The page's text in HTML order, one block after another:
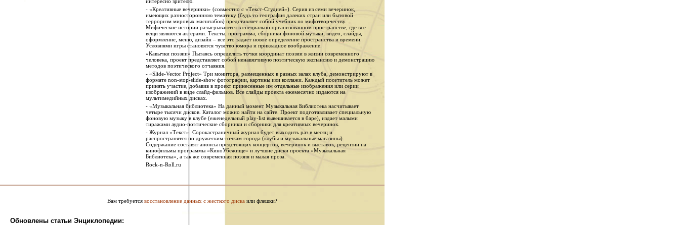
- «Креативные вечеринки» (совместно с «Текст-Студией»). Серия из семи вечеринок,
имеющих разностороннюю тематику (будь то география далеких стран или бытовой
терроризм мировых масштабов) представляет собой учебник по мифотворчеству.
Мифические истории разыгрываются в специально организованном пространстве, где все
вещи являются актерами. Тексты, программа, сборники фоновой музыки, видео, слайды,
оформление, меню, дизайн – все это задает новое определение пространства и времени.
Условиями игры становятся чувство юмора и прикладное воображение.
«Кавычки поэзии» Пытаясь определить точки координат поэзии в жизни современного
человека, проект представляет собой ненавязчивую поэтическую экспансию и демонстрацию
методов поэтического отчаяния.
- «Slide-Vector Project» Три монитора, размещенных в разных залах клуба, демонстрируют в
формате non-stop-slide-show фотографии, картины или коллажи. Каждый посетитель может
принять участие, добавив в проект принесенные им отдельные изображения или серии
изображений в виде слайд-фильмов. Все слайды проекта ежемесячно издаются на
мультимедийных дисках.
- «Музыкальная библиотека» На данный момент Музыкальная Библиотека насчитывает
четыре тысячи дисков. Каталог можно найти на сайте. Проект подготавливает специальную
фоновую музыку в клубе (еженедельный play-list вывешивается в баре), издает малыми
тиражами аудио-поэтические сборники и сборники для креативных вечеринок.
- Журнал «Текст». Сорокастраничный журнал будет выходить раз в месяц и
распространятся по дружеским точкам города (клубы и музыкальные магазины).
Содержание составят анонсы предстоящих концертов, вечеринок и выставок, рецензии на
кинофильмы программы «КиноУбежище» и лучшие диски проекта «Музыкальная
Библиотека», а так же современная поэзия и малая проза.
Rock-n-Roll.ru
Вам требуется восстановление данных с жесткого диска или флешки?
Обновлены статьи Энциклопедии: